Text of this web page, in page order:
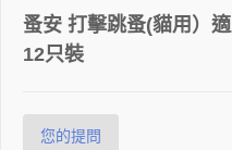
蚤安 打擊跳蚤(貓用）
12只裝
您的提問